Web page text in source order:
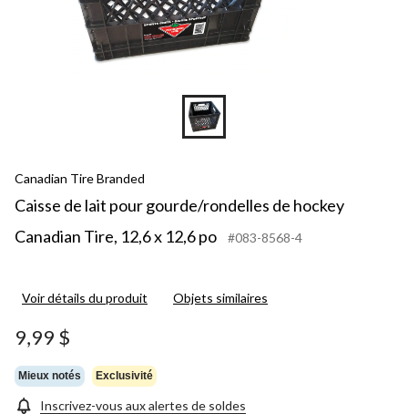
Canadian Tire Branded
Caisse de lait pour gourde/rondelles de hockey
Canadian Tire, 12,6 x 12,6 po
#083-8568-4
Voir détails du produit Objets similaires
9,99 $
Mieux notés Exclusivité
Inscrivez-vous aux alertes de soldes